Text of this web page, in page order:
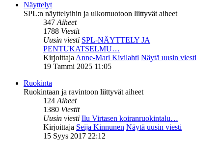
Näyttelyt
SPL:n näyttelyihin ja ulkomuotoon liittyvät aiheet
347Aiheet
1788 Viestit
Uusin viesti SPL-NÄYTTELY JA
PENTUKATSELMU…
KirjoittajaAnne-Mari Kivilahti Näytä uusin viesti
19 Tammi 2025 11:05
Ruokinta
Ruokintaan ja ravintoon liittyvät aiheet
124Aiheet
1380 Viestit
Uusin viesti Ilu Virtasen koiranruokintalu…
Kirjoittaja Seija Kinnunen Näytä uusin viesti
15 Syys 2017 22:12